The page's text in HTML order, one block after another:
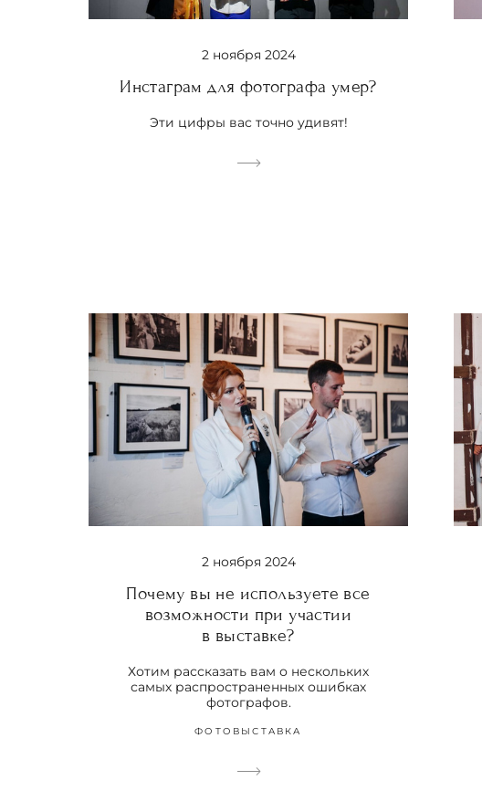
2 ноября 2024
Инстаграм для фотографа умер?
Эти цифры вас точно удивят!
2 ноября 2024
Почему вы не используете все
возможности при участии
в выставке?
Хотим рассказать вам о нескольких
самых распространенных ошибках
фотографов.
ФОТОВЫСТАВКА